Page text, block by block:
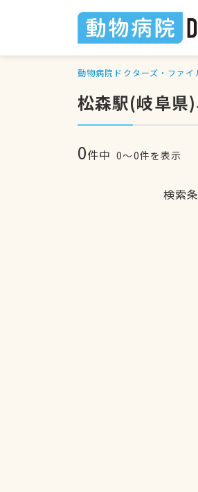
動物病院ドクターズ・ファイ
松森駅(岐阜県
0件中 0〜0件を表示
検索